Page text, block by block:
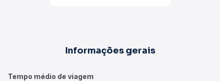
Informações gerais
Tempo médio de viagem